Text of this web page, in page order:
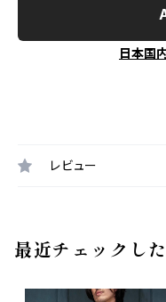
日本国
レビュー
最近チェックし